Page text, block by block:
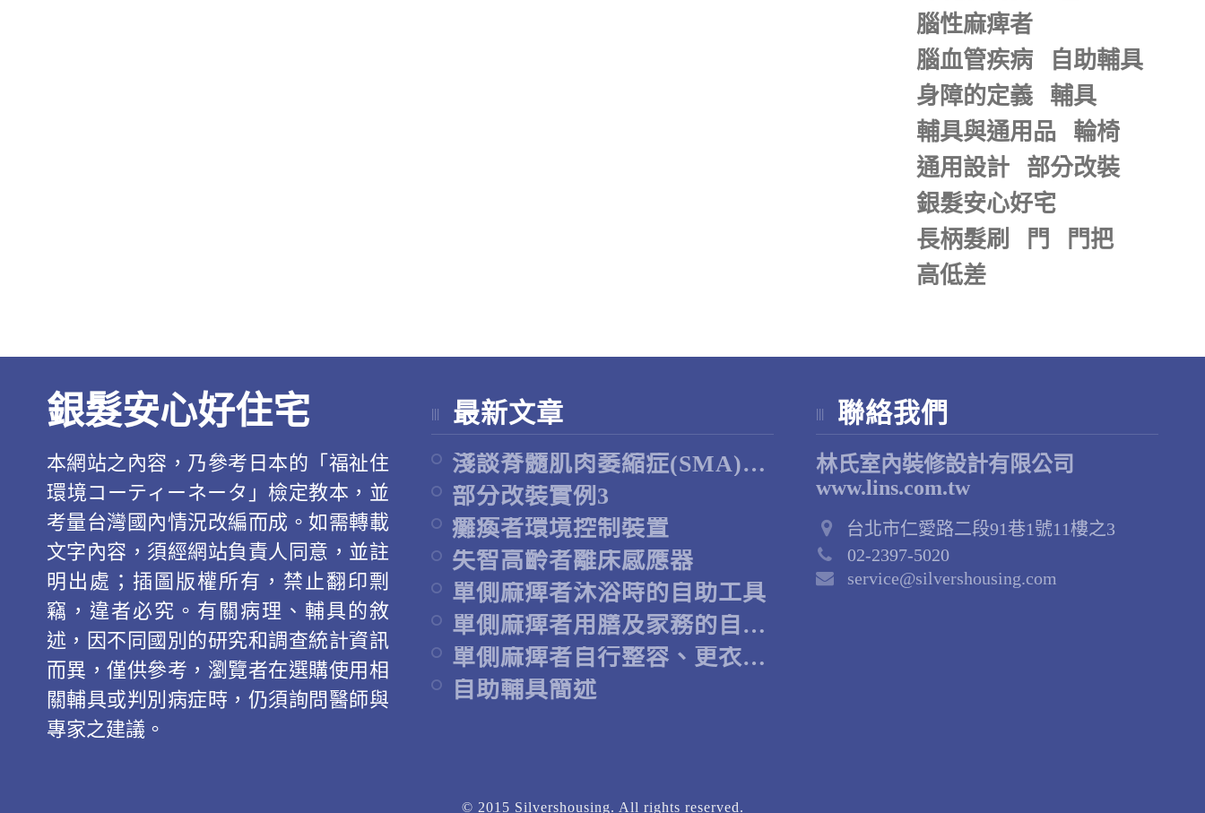
腦性麻痺者
腦血管疾病
自助輔具
身障的定義
輔具
輔具與通用品
輪椅
通用設計
部分改裝
銀髮安心好宅
長柄髮刷
門
門把
高低差
銀髮安心好住宅
本網站之內容，乃參考日本的「福祉住
環境コーティーネータ」檢定教本，並
考量台灣國內情況改編而成。如需轉載
文字內容，須經網站負責人同意，並註
明出處；插圖版權所有，禁止翻印剽
竊，違者必究。有關病理、輔具的敘
述，因不同國別的研究和調查統計資訊
而異，僅供參考，瀏覽者在選購使用相
關輔具或判別病症時，仍須詢問醫師與
專家之建議。
最新文章
淺談脊髓肌肉萎縮症(SMA)居家環境的整備
部分改裝實例3
癱瘓者環境控制裝置
失智高齡者離床感應器
單側麻痺者沐浴時的自助工具
單側麻痺者用膳及家務的自助工具
單側麻痺者自行整容、更衣的自助輔具
自助輔具簡述
聯絡我們
林氏室內裝修設計有限公司
www.lins.com.tw
台北市仁愛路二段91巷1號11樓之3
02-2397-5020
service@silvershousing.com
© 2015 Silvershousing. All rights reserved.